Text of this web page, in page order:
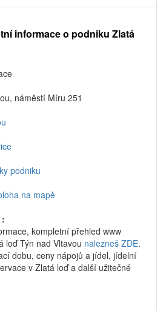
informace o podniku Zlatá
náměstí Míru 251
podniku
na mapě
kompletní přehled www
loď Týn nad Vltavou nalezneš ZDE.
dobu, ceny nápojů a jídel, jídelní
v Zlatá loď a další užitečné